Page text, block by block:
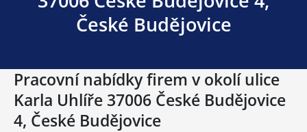
České Budějovice
Pracovní nabídky firem v okolí ulice
Karla Uhlíře 37006 České Budějovice
4, České Budějovice